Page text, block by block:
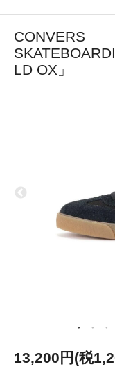
CONVERS
LD OX」
13,200円(税